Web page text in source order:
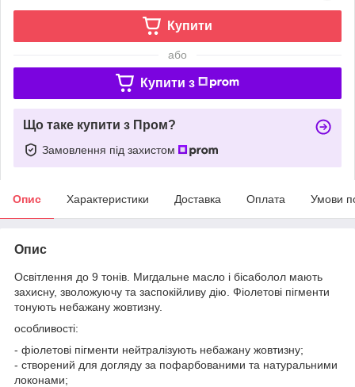
Купити
або
Купити з
Що таке купити з Пром?
Замовлення під захистом
Опис Характеристики Доставка Оплата Умови
Опис
Освітлення до 9 тонів. Мигдальне масло і бісаболол мають
захисну, зволожуючу та заспокійливу дію. Фіолетові пігменти
тонують небажану жовтизну.
особливості:
- фіолетові пігменти нейтралізують небажану жовтизну;
- створений для догляду за пофарбованими та натуральними
локонами;